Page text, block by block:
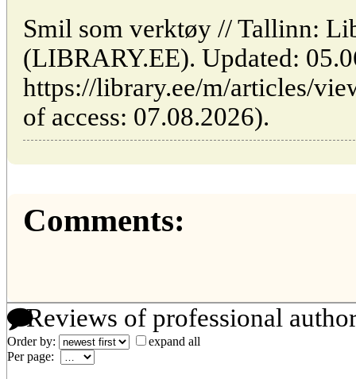
Smil som verktøy // Tallinn:
(LIBRARY.EE). Updated:
https://library.ee/m/articles/
of access: 07.08.2026).
Comments:
Reviews of professional
Order by:
expand all
Per page: